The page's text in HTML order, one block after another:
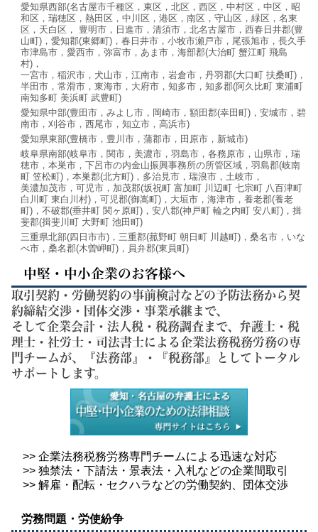
愛知県西部(名古屋市千種区，東区，北区，西区，中村区，中区，昭
和区，瑞穂区，熱田区，中川区，港区，南区，守山区，緑区，名東
区，天白区， 豊明市，日進市，清須市，北名古屋市，西春日井郡(豊
山町)，愛知郡(東郷町)，春日井市，小牧市瀬戸市，尾張旭市，長久手
市津島市，愛西市，弥富市，あま市，海部郡(大治町 蟹江町 飛島
村)，
一宮市，稲沢市，犬山市，江南市，岩倉市，丹羽郡(大口町 扶桑町)，
半田市，常滑市，東海市，大府市，知多市，知多郡(阿久比町 東浦町
南知多町 美浜町 武豊町)
愛知県中部(豊田市，みよし市，岡崎市，額田郡(幸田町)，安城市，碧
南市，刈谷市，西尾市，知立市，高浜市)
愛知県東部(豊橋市，豊川市，蒲郡市，田原市，新城市)
岐阜県南部(岐阜市，関市，美濃市，羽島市，各務原市，山県市，瑞
穂市，本巣市，下呂市の内金山振興事務所の所管区域，羽島郡(岐南
町 笠松町)，本巣郡(北方町)，多治見市，瑞浪市，土岐市，
美濃加茂市，可児市，加茂郡(坂祝町 富加町 川辺町 七宗町 八百津町
白川町 東白川村)，可児郡(御嵩町)，大垣市，海津市，養老郡(養老
町)，不破郡(垂井町 関ヶ原町)，安八郡(神戸町 輪之内町 安八町)，揖
斐郡(揖斐川町 大野町 池田町)
三重県北部(四日市市)，三重郡(菰野町 朝日町 川越町)，桑名市，いな
べ市，桑名郡(木曽岬町)，員弁郡(東員町)
中堅・中小企業のお客様へ
取引契約・労働契約の事前検討などの予防法務から契
約締結交渉・団体交渉・事業承継まで、
そして企業会計・法人税・税務調査まで、弁護士・税
理士・社労士・司法書士による企業法務税務労務の専
門チームが、『法務部』・『税務部』としてトータル
サポートします。
>> 企業法務税務労務専門チームによる迅速な対応
>> 独禁法・下請法・景表法・入札などの企業間取引
>> 解雇・配転・セクハラなどの労働契約、団体交渉
労務問題・労使紛争